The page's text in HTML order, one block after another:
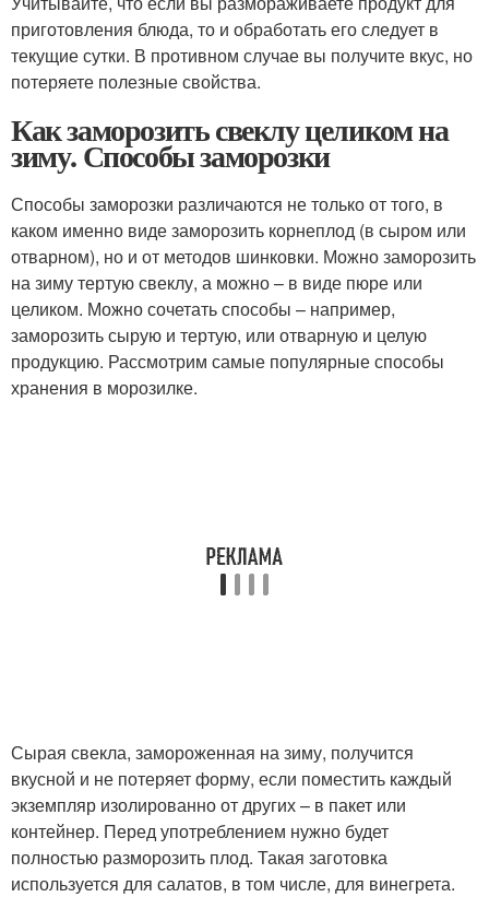
приготовления блюда, то и обработать его следует в
текущие сутки. В противном случае вы получите вкус, но
потеряете полезные свойства.
Как заморозить свеклу целиком на
зиму. Способы заморозки
Способы заморозки различаются не только от того, в
каком именно виде заморозить корнеплод (в сыром или
отварном), но и от методов шинковки. Можно заморозить
на зиму тертую свеклу, а можно – в виде пюре или
целиком. Можно сочетать способы – например,
заморозить сырую и тертую, или отварную и целую
продукцию. Рассмотрим самые популярные способы
хранения в морозилке.
Сырая свекла, замороженная на зиму, получится
вкусной и не потеряет форму, если поместить каждый
экземпляр изолированно от других – в пакет или
контейнер. Перед употреблением нужно будет
полностью разморозить плод. Такая заготовка
используется для салатов, в том числе, для винегрета.